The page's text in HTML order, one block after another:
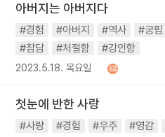
아버지는 아버지다
#경험 #아버지 #역사 #궁핍
#참담
#처절함 #강인함
2023.5.18. 목요일
첫눈에 반한 사랑
#사랑 #경험 #우주 #영감